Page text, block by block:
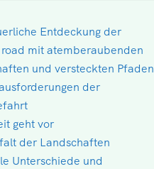
Entdeckung der
mit atemberaubenden
und versteckten Pfaden
der
geht vor
der Landschaften
Unterschiede und